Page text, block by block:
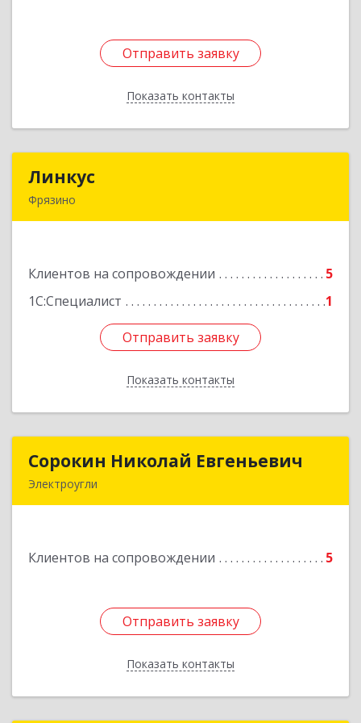
Отправить заявку
Показать контакты
Отправить заявку
Назад
Линкус
Фрязино
Клиентов на сопровождении
5
1С:Специалист
1
Отправить заявку
Показать контакты
Подробнее
Отправить заявку
Назад
Сорокин Николай Евгеньевич
Электроугли
Клиентов на сопровождении 5
Отправить заявку
Показать контакты
Сорокин Николай Евгеньевич
Отправить заявку
Назад